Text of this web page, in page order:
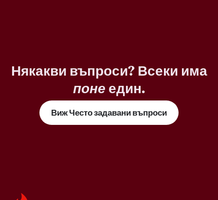
Някакви въпроси? Всеки има
поне един.
Виж Често задавани въпроси